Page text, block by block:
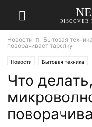
DISCOVER
Новости Бытовая техника
поворачивает тарелку
Новости Бытовая техника
Что